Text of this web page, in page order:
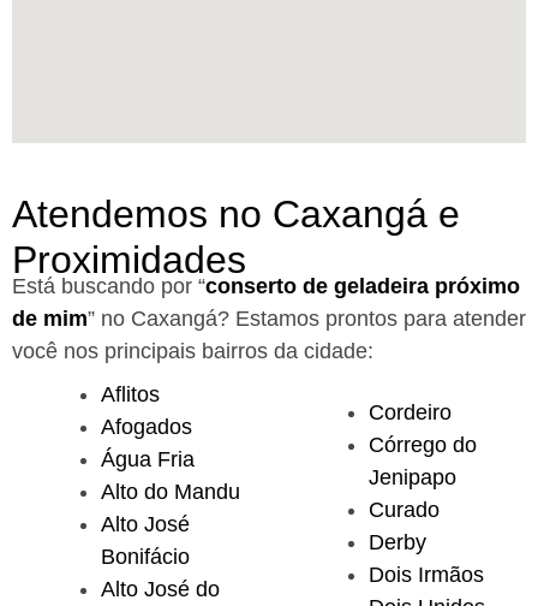
Atendemos no Caxangá e
Proximidades
Está buscando por “conserto de geladeira próximo
de mim” no Caxangá? Estamos prontos para atender
você nos principais bairros da cidade:
Aflitos
Afogados
Água Fria
Alto do Mandu
Alto José
Bonifácio
Alto José do
Cordeiro
Córrego do
Jenipapo
Curado
Derby
Dois Irmãos